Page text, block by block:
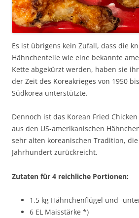
Es ist übrigens kein Zufall, dass die
Hähnchenteile wie eine bekannte
Kette abgekürzt werden, haben sie
der Zeit des Koreakrieges von 1950
Südkorea unterstützte.
Dennoch ist das Korean Fried
aus den US-amerikanischen
sehr alten koreanischen Tradition,
Jahrhundert zurückreicht.
Zutaten für 4 reichliche Portionen:
1,5 kg Hähnchenflügel und -
6 EL Maisstärke *)